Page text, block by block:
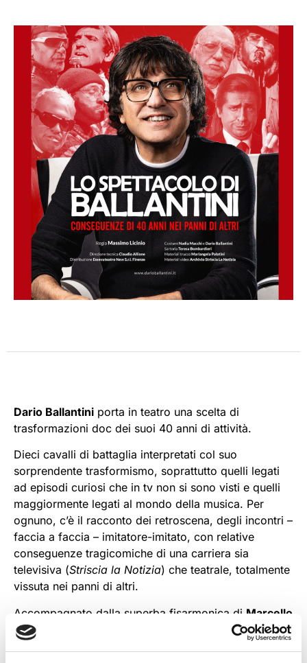
Dario Ballantini porta in teatro una scelta di
trasformazioni doc dei suoi 40 anni di attività.
Dieci cavalli di battaglia interpretati col suo
sorprendente trasformismo, soprattutto quelli legati
ad episodi curiosi che in tv non si sono visti e quelli
maggiormente legati al mondo della musica. Per
ognuno, c’è il racconto dei retroscena, degli incontri –
faccia a faccia – imitatore-imitato, con relative
conseguenze tragicomiche di una carriera sia
televisiva (Striscia la Notizia) che teatrale, totalmente
vissuta nei panni di altri.
Accompagnato dalla superba fisarmonica di Marcello
Fiorini
Ballantini&Petrolini) e da
materiali video, Dario farà sfilare come in un concerto